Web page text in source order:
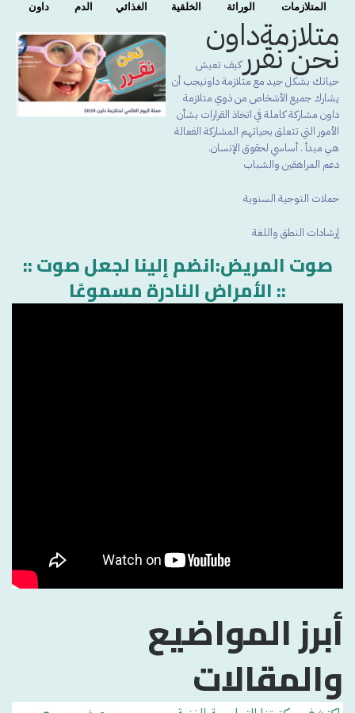
المتلازمات
الوراثة
الخلقية
الغذائي
الدم
داون
متلازمةداون
نحن نقرر كيف تعيش
حياتك بشكل جيد مع متلازمة داونيجب أن
يشارك جميع الأشخاص من ذوي متلازمة
داون مشاركة كاملة في اتخاذ القرارات بشأن
الأمور التي تتعلق بحياتهم المشاركة الفعالة
هي مبدأ . أساسي لحقوق الإنسان.
دعم المراهقين والشباب
حملات التوجية السنوية
إرشادات النطق واللغة
:: صوت المريض:انضم إلينا لجعل صوت
الأمراض النادرة مسموعًا ::
أبرز المواضيع
والمقالات